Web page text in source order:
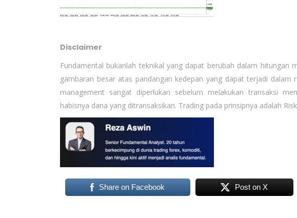
Disclaimer
Fundamental bukanlah teknikal yang dapat berubah dalam
gambaran besar atas pandangan kedepan yang dapat terjadi
management sangat diperlukan sebelum melakukan transaksi
habisnya dana yang ditransaksikan. Trading pada prinsipnya adalah
Share on Facebook Post on X